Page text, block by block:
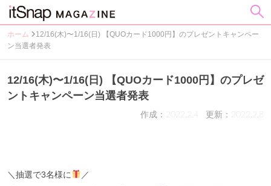
ホーム
12/16(木)〜1/16(日) 【QUOカード1000円】のプレゼントキャンペー
ン当選者発表
12/16(木)〜1/16(日) 【QUOカード1000円】のプレゼ
ントキャンペーン当選者発表
作成：2022.2.4 更新：2022.2.8
＼抽選で3名様に
／